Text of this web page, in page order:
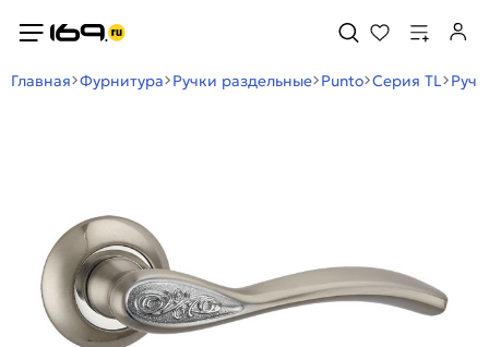
Главная Фурнитура Ручки раздельные Punto Серия TL